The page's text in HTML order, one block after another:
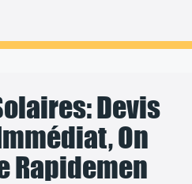
Devis
On
Rapidemen